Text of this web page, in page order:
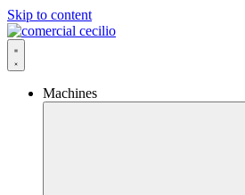
Skip to content
Machines